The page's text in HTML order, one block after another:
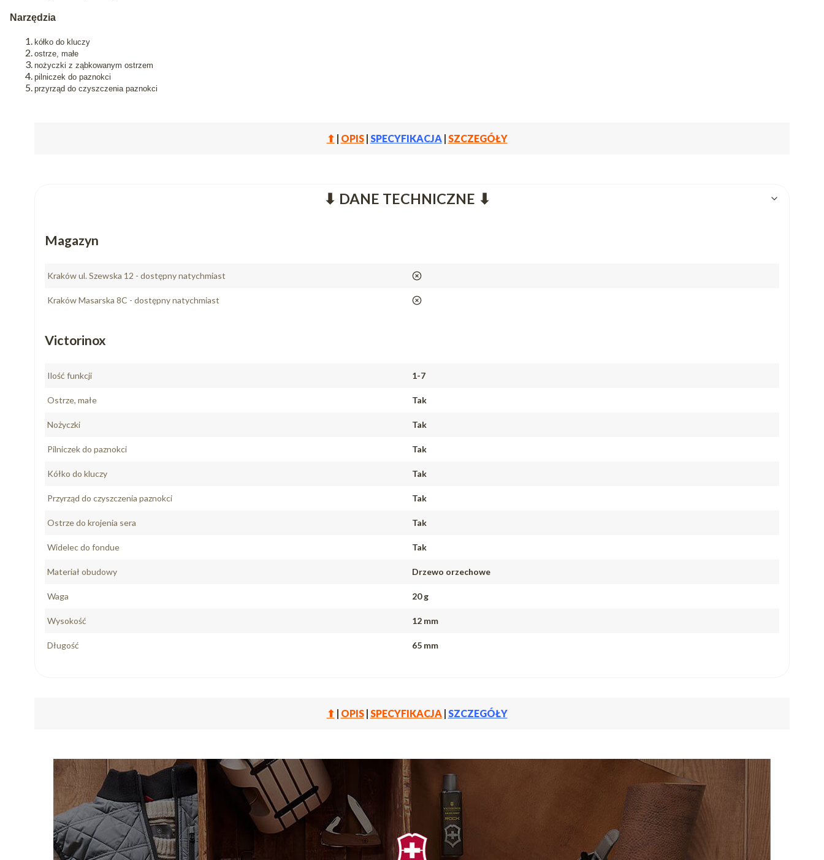
Narzędzia
kółko do kluczy
ostrze, małe
nożyczki z ząbkowanym ostrzem
pilniczek do paznokci
przyrząd do czyszczenia paznokci
⬆ | OPIS| SPECYFIKACJA | SZCZEGÓŁY
⬇ DANE TECHNICZNE ⬇
Magazyn
Kraków ul. Szewska 12 - dostępny natychmiast nie
Kraków Masarska 8C - dostępny natychmiast nie
Victorinox
Ilość funkcji 1-7
Ostrze, małe Tak
Nożyczki Tak
Pilniczek do paznokci Tak
Kółko do kluczy Tak
Przyrząd do czyszczenia paznokci Tak
Ostrze do krojenia sera Tak
Widelec do fondue Tak
Materiał obudowy Drzewo orzechowe
Waga 20 g
Wysokość 12 mm
Długość 65 mm
⬆ | OPIS| SPECYFIKACJA | SZCZEGÓŁY